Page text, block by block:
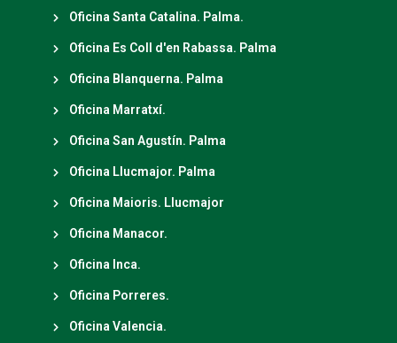
Oficina Santa Catalina. Palma.
Oficina Es Coll d'en Rabassa. Palma
Oficina Blanquerna. Palma
Oficina Marratxí.
Oficina San Agustín. Palma
Oficina Llucmajor. Palma
Oficina Maioris. Llucmajor
Oficina Manacor.
Oficina Inca.
Oficina Porreres.
Oficina Valencia.